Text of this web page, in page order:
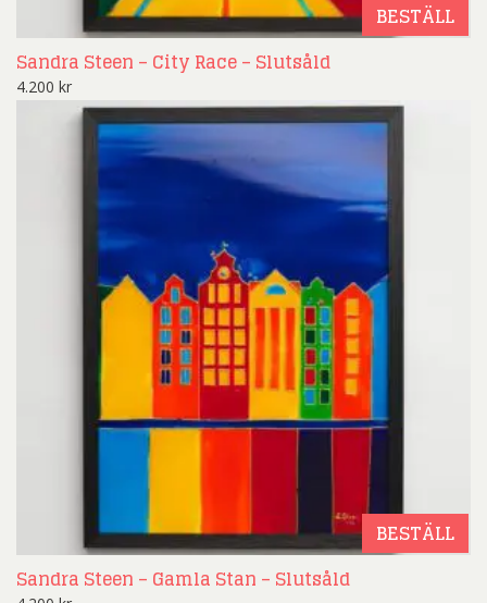
BESTÄLL
Sandra Steen – City Race – Slutsåld
4.200 kr
BESTÄLL
Sandra Steen – Gamla Stan – Slutsåld